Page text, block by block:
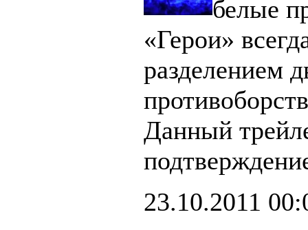
белые
«Герои»
разделением
Данный
23.10.2011